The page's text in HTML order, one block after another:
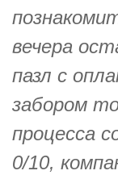
вечера
пазл с
забором
процесса
0/10,